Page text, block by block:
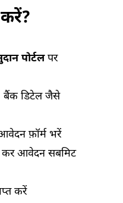
पोर्टलपर
बैंक डिटेल जैसे
फ़ॉर्म भरें
कर आवेदन सबमिट
करें